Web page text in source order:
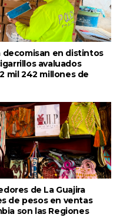
decomisan en distintos
avaluados
mil 242 millones de
de La Guajira
de pesos en ventas
son las Regiones